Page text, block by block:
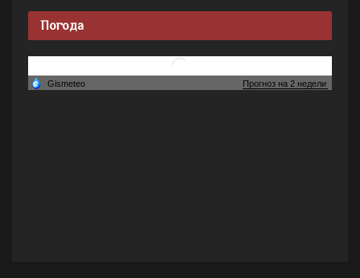
Погода